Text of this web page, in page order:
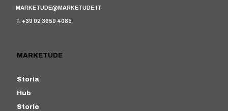
MARKETUDE@MARKETUDE.IT
T. +39 02 3659 4085
MARKETUDE
Storia
Hub
Storie